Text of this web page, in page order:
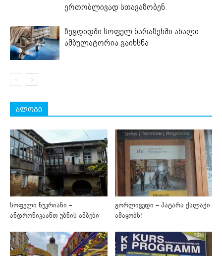
ერთობლივად სთავაზობენ
ზუგდიდში სოფელ ნარაზენში ახალი
ამბულატორია გაიხსნა
ბლოგი
სოფელი ნუკრიანი –
ანდრონიკაანთ უბნის ამბები
გორლივუდი – პატარა ქალაქი
ამაყობს!